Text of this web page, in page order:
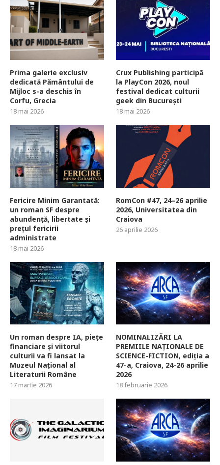
Prima galerie exclusiv
dedicată Pământului de
Mijloc s-a deschis în
Corfu, Grecia
18 mai 2026
Crux Publishing participă
la PlayCon 2026, noul
festival dedicat culturii
geek din București
18 mai 2026
Fericire Minim Garantată:
un roman SF despre
abundență, libertate și
prețul fericirii
administrate
18 mai 2026
RomCon #47, 24–26 aprilie
2026, Universitatea din
Craiova
26 aprilie 2026
Un roman despre IA, piețe
financiare și viitorul
culturii va fi lansat la
Muzeul Național al
Literaturii Române
17 martie 2026
NOMINALIZĂRI LA
PREMIILE NAȚIONALE DE
SCIENCE-FICTION, ediția a
47-a, Craiova, 24-26 aprilie
2026
18 februarie 2026